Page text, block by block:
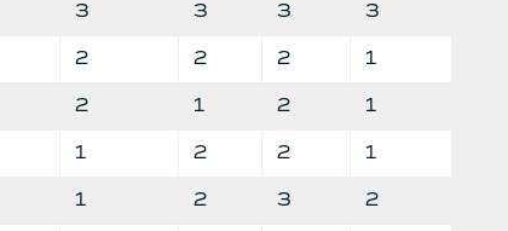
3 3 3 3
2 2 2 1
2 1 2 1
1 2 2 1
1 2 3 2